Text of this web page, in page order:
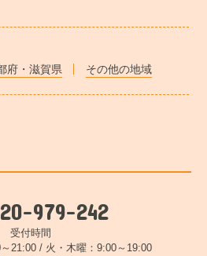
府・滋賀県 その他の地域
979-242
受付時間
21:00 / 火・木曜：9:00～19:00